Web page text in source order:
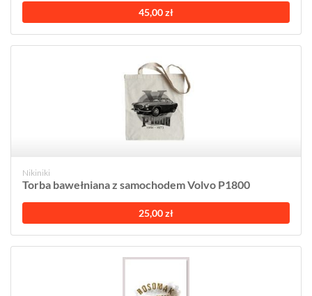
45,00 zł
Nikiniki
Torba bawełniana z samochodem Volvo P1800
25,00 zł